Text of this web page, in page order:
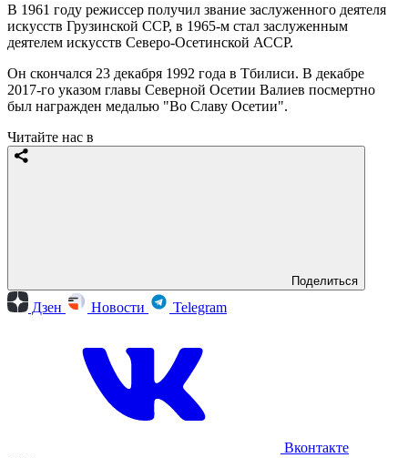
В 1961 году режиссер получил звание заслуженного деятеля
искусств Грузинской ССР, в 1965-м стал заслуженным
деятелем искусств Северо-Осетинской АССР.
Он скончался 23 декабря 1992 года в Тбилиси. В декабре
2017-го указом главы Северной Осетии Валиев посмертно
был награжден медалью "Во Славу Осетии".
Читайте нас в
Поделиться
Дзен Новости Telegram
Вконтакте